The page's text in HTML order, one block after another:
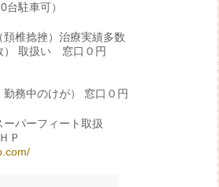
駐車可）
椎捻挫）治療実績多数
） 取扱い 窓口０円
務中のけが） 窓口０円
パーフィート取扱
Ｐ